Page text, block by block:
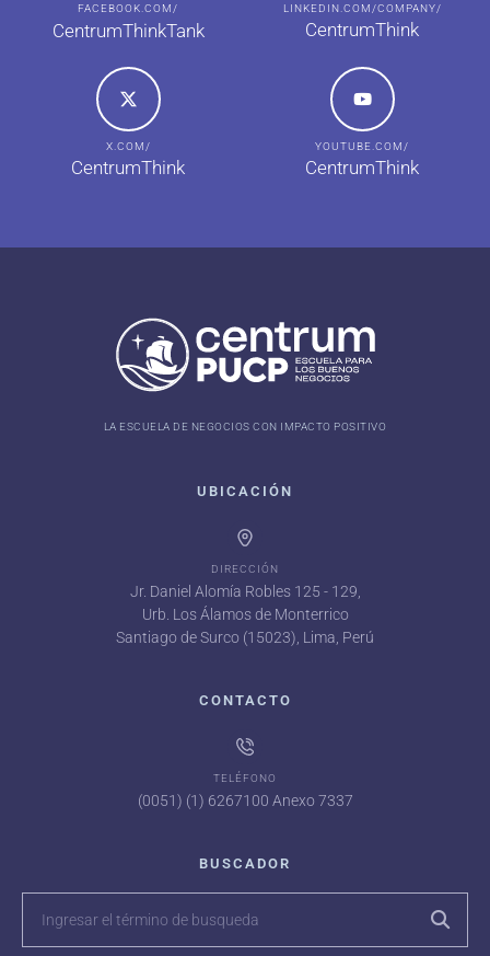
FACEBOOK.COM/
CentrumThinkTank
LINKEDIN.COM/COMPANY/
CentrumThink
X.COM/
CentrumThink
YOUTUBE.COM/
CentrumThink
LA ESCUELA DE NEGOCIOS CON IMPACTO POSITIVO
UBICACIÓN
DIRECCIÓN
Jr. Daniel Alomía Robles 125 - 129,
Urb. Los Álamos de Monterrico
Santiago de Surco (15023), Lima, Perú
CONTACTO
TELÉFONO
(0051) (1) 6267100 Anexo 7337
BUSCADOR